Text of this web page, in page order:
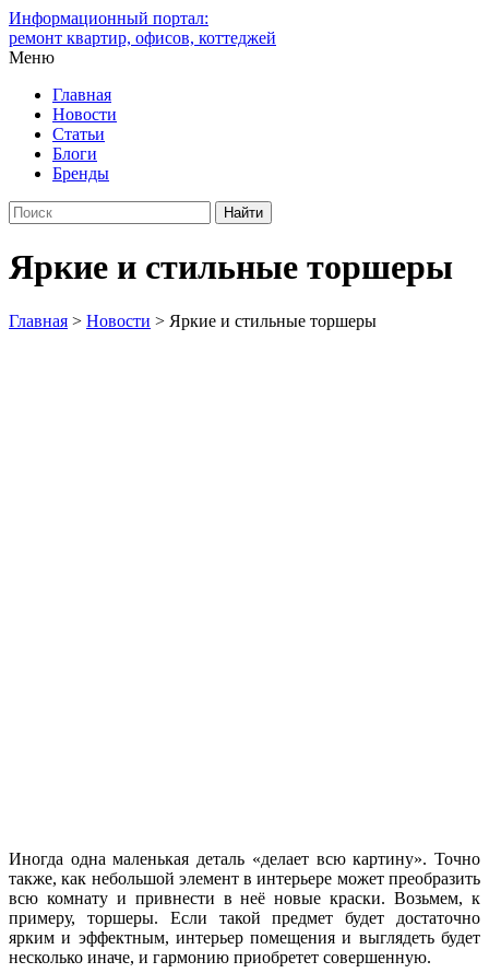
Информационный портал:
ремонт квартир, офисов, коттеджей
Меню
Главная
Новости
Статьи
Блоги
Бренды
Яркие и стильные торшеры
Главная > Новости > Яркие и стильные торшеры
Иногда одна маленькая деталь «делает всю картину». Точно
также, как небольшой элемент в интерьере может преобразить
всю комнату и привнести в неё новые краски. Возьмем, к
примеру, торшеры. Если такой предмет будет достаточно
ярким и эффектным, интерьер помещения и выглядеть будет
несколько иначе, и гармонию приобретет совершенную.